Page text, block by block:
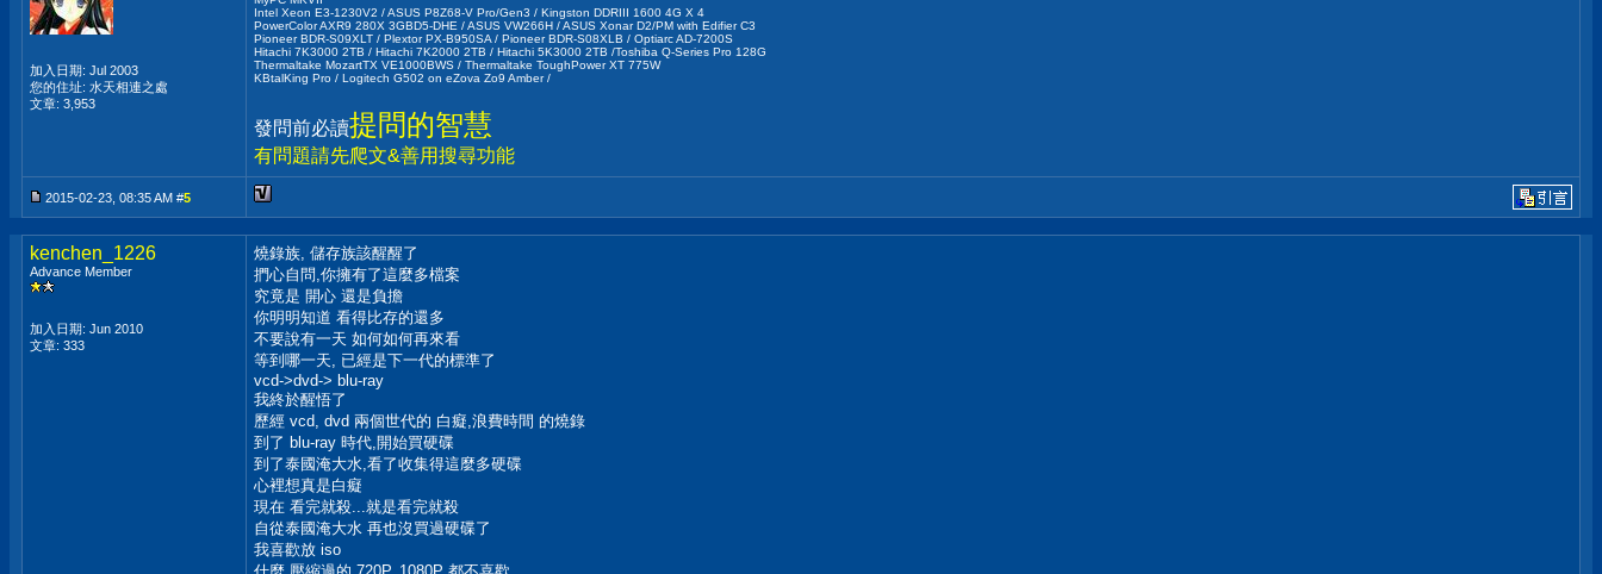
加入日期: Jul 2003
您的住址: 水天相連之處
文章: 3,953
Intel Xeon E3-1230V2 / ASUS P8Z68-V Pro/Gen3 / Kingston DDRIII 1600 4G X 4
PowerColor AXR9 280X 3GBD5-DHE / ASUS VW266H / ASUS Xonar D2/PM with Edifier C3
Pioneer BDR-S09XLT / Plextor PX-B950SA / Pioneer BDR-S08XLB / Optiarc AD-7200S
Hitachi 7K3000 2TB / Hitachi 7K2000 2TB / Hitachi 5K3000 2TB /Toshiba Q-Series Pro 128G
Thermaltake MozartTX VE1000BWS / Thermaltake ToughPower XT 775W
KBtalKing Pro / Logitech G502 on eZova Zo9 Amber /
發問前必讀提問的智慧
有問題請先爬文&善用搜尋功能
2015-02-23, 08:35 AM #5
kenchen_1226
Advance Member
加入日期: Jun 2010
文章: 333
燒錄族, 儲存族該醒醒了
捫心自問,你擁有了這麼多檔案
究竟是 開心 還是負擔
你明明知道 看得比存的還多
不要說有一天 如何如何再來看
等到哪一天, 已經是下一代的標準了
vcd->dvd-> blu-ray
我終於醒悟了
歷經 vcd, dvd 兩個世代的 白癡,浪費時間 的燒錄
到了 blu-ray 時代,開始買硬碟
到了泰國淹大水,看了收集得這麼多硬碟
心裡想真是白癡
現在 看完就殺...就是看完就殺
自從泰國淹大水 再也沒買過硬碟了
我喜歡放 iso